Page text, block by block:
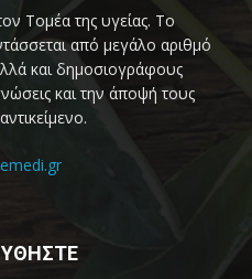
Τομέα της υγείας. Το
από μεγάλο αριθμό
και δημοσιογράφους
και την άποψή τους